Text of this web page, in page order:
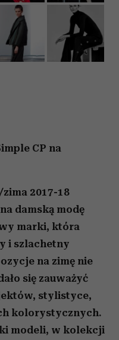
CP na
2017-18
damską modę
marki, która
i szlachetny
na zimę nie
się zauważyć
stylistyce,
kolorystycznych.
modeli, w kolekcji